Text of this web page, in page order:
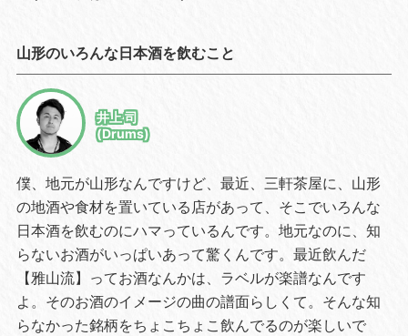
山形のいろんな日本酒を飲むこと
井上 司
(Drums)
僕、地元が山形なんですけど、最近、三軒茶屋に、山形
の地酒や食材を置いている店があって、そこでいろんな
日本酒を飲むのにハマっているんです。地元なのに、知
らないお酒がいっぱいあって驚くんです。最近飲んだ
【雅山流】ってお酒なんかは、ラベルが楽譜なんです
よ。そのお酒のイメージの曲の譜面らしくて。そんな知
らなかった銘柄をちょこちょこ飲んでるのが楽しいで